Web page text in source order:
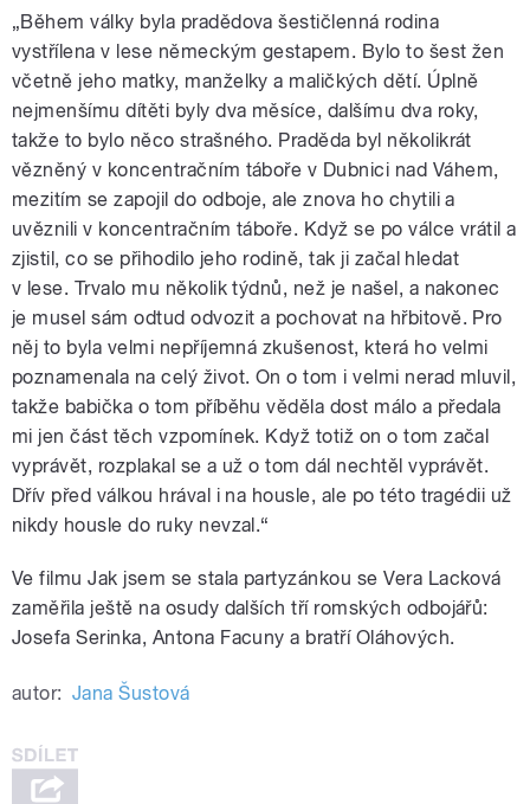
„Během války byla pradědova šestičlenná rodina
vystřílena v lese německým gestapem. Bylo to šest žen
včetně jeho matky, manželky a maličkých dětí. Úplně
nejmenšímu dítěti byly dva měsíce, dalšímu dva roky,
takže to bylo něco strašného. Praděda byl několikrát
vězněný v koncentračním táboře v Dubnici nad Váhem,
mezitím se zapojil do odboje, ale znova ho chytili a
uvěznili v koncentračním táboře. Když se po válce vrátil a
zjistil, co se přihodilo jeho rodině, tak ji začal hledat
v lese. Trvalo mu několik týdnů, než je našel, a nakonec
je musel sám odtud odvozit a pochovat na hřbitově. Pro
něj to byla velmi nepříjemná zkušenost, která ho velmi
poznamenala na celý život. On o tom i velmi nerad mluvil,
takže babička o tom příběhu věděla dost málo a předala
mi jen část těch vzpomínek. Když totiž on o tom začal
vyprávět, rozplakal se a už o tom dál nechtěl vyprávět.
Dřív před válkou hrával i na housle, ale po této tragédii už
nikdy housle do ruky nevzal.“
Ve filmu Jak jsem se stala partyzánkou se Vera Lacková
zaměřila ještě na osudy dalších tří romských odbojářů:
Josefa Serinka, Antona Facuny a bratří Oláhových.
autor: Jana Šustová